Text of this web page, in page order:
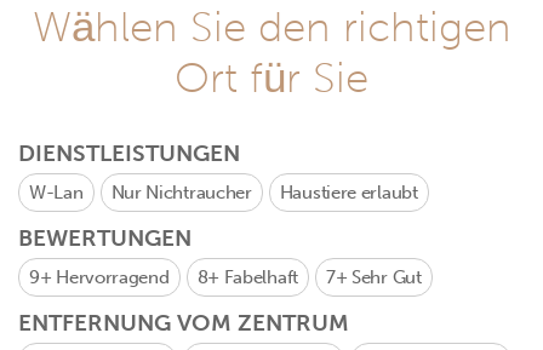
Wählen Sie den richtigen
Ort für Sie
DIENSTLEISTUNGEN
W-Lan Nur Nichtraucher Haustiere erlaubt
BEWERTUNGEN
9+ Hervorragend 8+ Fabelhaft 7+ Sehr Gut
ENTFERNUNG VOM ZENTRUM